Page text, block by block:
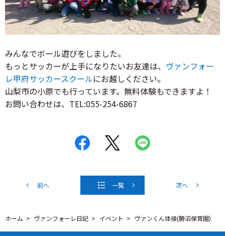
みんなでボール遊びをしました。
もっとサッカーが上手になりたいお友達は、 ヴァンフォー
レ甲府サッカースクールにお越しください。
山梨市の小原でも行っています。無料体験もできますよ！
お問い合わせは、TEL:055-254-6867
前へ 一覧 次へ
ホーム ヴァンフォーレ日記 イベント ヴァンくん体操(勝沼保育園)